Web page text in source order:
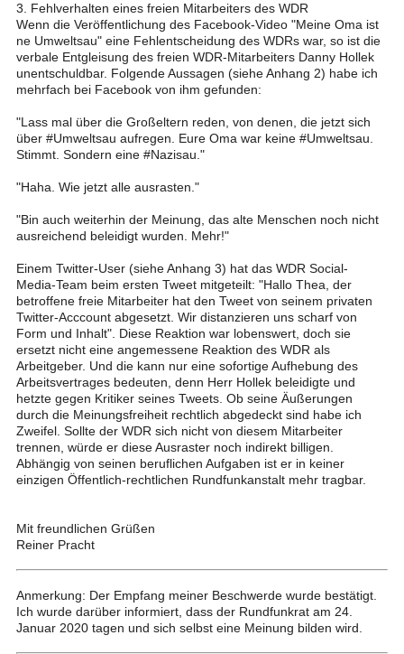
3. Fehlverhalten eines freien Mitarbeiters des WDR
Wenn die Veröffentlichung des Facebook-Video "Meine Oma ist
ne Umweltsau" eine Fehlentscheidung des WDRs war, so ist die
verbale Entgleisung des freien WDR-Mitarbeiters Danny Hollek
unentschuldbar. Folgende Aussagen (siehe Anhang 2) habe ich
mehrfach bei Facebook von ihm gefunden:
"Lass mal über die Großeltern reden, von denen, die jetzt sich
über #Umweltsau aufregen. Eure Oma war keine #Umweltsau.
Stimmt. Sondern eine #Nazisau."
"Haha. Wie jetzt alle ausrasten."
"Bin auch weiterhin der Meinung, das alte Menschen noch nicht
ausreichend beleidigt wurden. Mehr!"
Einem Twitter-User (siehe Anhang 3) hat das WDR Social-
Media-Team beim ersten Tweet mitgeteilt: "Hallo Thea, der
betroffene freie Mitarbeiter hat den Tweet von seinem privaten
Twitter-Acccount abgesetzt. Wir distanzieren uns scharf von
Form und Inhalt". Diese Reaktion war lobenswert, doch sie
ersetzt nicht eine angemessene Reaktion des WDR als
Arbeitgeber. Und die kann nur eine sofortige Aufhebung des
Arbeitsvertrages bedeuten, denn Herr Hollek beleidigte und
hetzte gegen Kritiker seines Tweets. Ob seine Äußerungen
durch die Meinungsfreiheit rechtlich abgedeckt sind habe ich
Zweifel. Sollte der WDR sich nicht von diesem Mitarbeiter
trennen, würde er diese Ausraster noch indirekt billigen.
Abhängig von seinen beruflichen Aufgaben ist er in keiner
einzigen Öffentlich-rechtlichen Rundfunkanstalt mehr tragbar.
Mit freundlichen Grüßen
Reiner Pracht
Anmerkung: Der Empfang meiner Beschwerde wurde bestätigt.
Ich wurde darüber informiert, dass der Rundfunkrat am 24.
Januar 2020 tagen und sich selbst eine Meinung bilden wird.